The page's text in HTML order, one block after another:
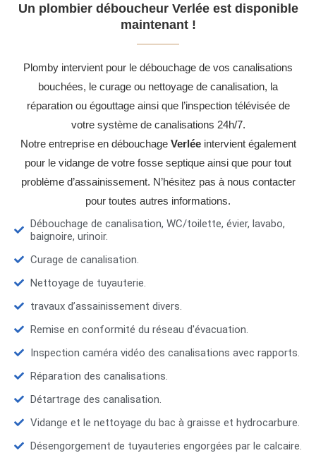
Un plombier déboucheur Verlée est disponible
maintenant !
Plomby intervient pour le débouchage de vos canalisations
bouchées, le curage ou nettoyage de canalisation, la
réparation ou égouttage ainsi que l’inspection télévisée de
votre système de canalisations 24h/7.
Notre entreprise en débouchage Verléeintervient également
pour le vidange de votre fosse septique ainsi que pour tout
problème d’assainissement. N’hésitez pas à nous contacter
pour toutes autres informations.
Débouchage de canalisation, WC/toilette, évier, lavabo,
baignoire, urinoir.
Curage de canalisation.
Nettoyage de tuyauterie.
travaux d’assainissement divers.
Remise en conformité du réseau d'évacuation.
Inspection caméra vidéo des canalisations avec rapports.
Réparation des canalisations.
Détartrage des canalisation.
Vidange et le nettoyage du bac à graisse et hydrocarbure.
Désengorgement de tuyauteries engorgées par le calcaire.